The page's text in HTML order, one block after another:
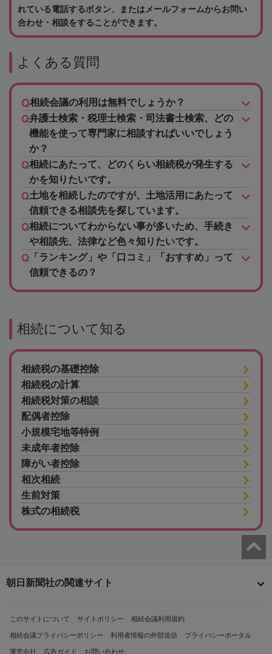
れている電話するボタン、またはメールフォームからお問い
合わせ・相談をすることができます。
よくある質問
相続会議の利用は無料でしょうか？
弁護士検索・税理士検索・司法書士検索、どの
機能を使って専門家に相談すればいいでしょう
か？
相続にあたって、どのくらい相続税が発生する
かを知りたいです。
土地を相続したのですが、土地活用にあたって
信頼できる相談先を探しています。
相続についてわからない事が多いため、手続き
や相談先、法律など色々知りたいです。
「ランキング」や「口コミ」「おすすめ」って
信頼できるの？
相続について知る
相続税の基礎控除
相続税の計算
相続税対策の相談
配偶者控除
小規模宅地等特例
未成年者控除
障がい者控除
相次相続
生前対策
株式の相続税
朝日新聞社の関連サイト
このサイトについて サイトポリシー 相続会議利用規約
相続会議プライバシーポリシー 利用者情報の外部送信 プライバシーポータル
運営会社 広告ガイド お問い合わせ